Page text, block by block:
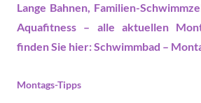
Lange Bahnen, Familien-
Aquafitness – alle aktuellen
finden Sie hier:Schwimmbad –
Montags-Tipps